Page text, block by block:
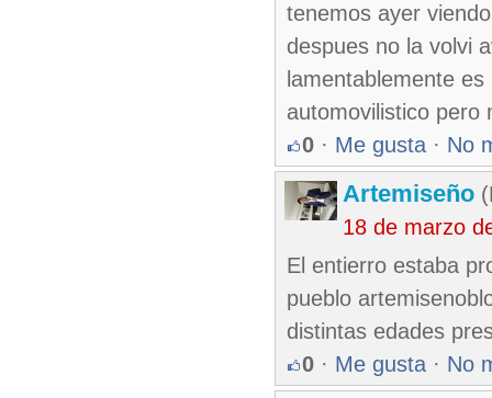
tenemos ayer
despues no la volvi
lamentablemente
automovilistico pero
0 · Me gusta · No
Artemiseño
18 de marzo
El entierro estaba
pueblo
distintas edades
0 · Me gusta · No